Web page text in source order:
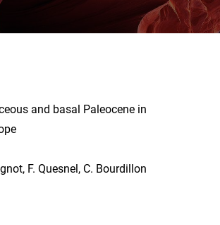
and basal Paleocene in
F. Quesnel, C. Bourdillon